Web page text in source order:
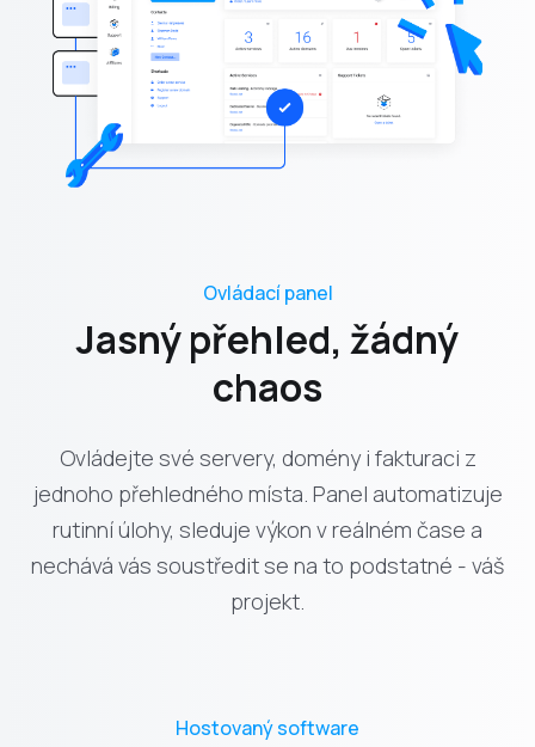
Ovládací panel
Jasný přehled, žádný
chaos
Ovládejte své servery, domény i fakturaci z
jednoho přehledného místa. Panel automatizuje
rutinní úlohy, sleduje výkon v reálném čase a
nechává vás soustředit se na to podstatné - váš
projekt.
Hostovaný software